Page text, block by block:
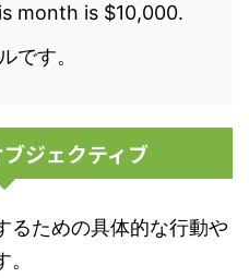
month is $10,000.
です。
ジェクティブ
るための具体的な行動や